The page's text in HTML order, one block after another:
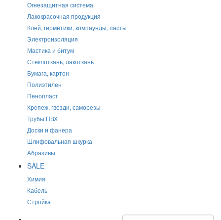
Огнезащитная система
Лакокрасочная продукция
Клей, герметики, компаунды, пасты
Электроизоляция
Мастика и битум
Стеклоткань, лакоткань
Бумага, картон
Полиэтилен
Пенопласт
Крепеж, гвозди, саморезы
Трубы ПВХ
Доски и фанера
Шлифовальная шкурка
Абразивы
SALE
Химия
Кабель
Стройка